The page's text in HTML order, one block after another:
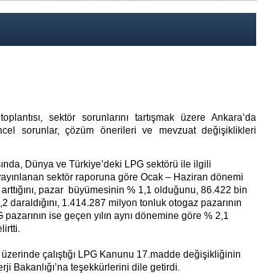
sektör sorunlarını tartışmak üzere Ankara’da
sorunlar, çözüm önerileri ve mevzuat değişiklikleri
Dünya ve Türkiye’deki LPG sektörü ile ilgili
sektör raporuna göre Ocak – Haziran dönemi
pazar büyümesinin % 1,1 olduğunu, 86.422 bin
1.414.287 milyon tonluk otogaz pazarının
ise geçen yılın aynı dönemine göre % 2,1
çalıştığı LPG Kanunu 17.madde değişikliğinin
Bakanlığı’na teşekkürlerini dile getirdi.